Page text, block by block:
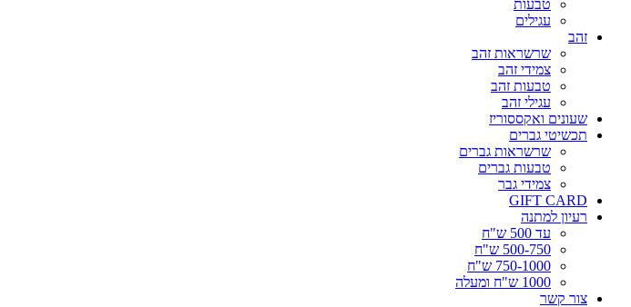
טבעות
עגילים
זהב
שרשראות זהב
צמידי זהב
טבעות זהב
עגילי זהב
שעונים ואקססוריז
תכשיטי גברים
שרשראות גברים
טבעות גברים
צמידי גבר
GIFT CARD
רעיון למתנה
עד 500 ש"ח
500-750 ש"ח
750-1000 ש"ח
1000 ש"ח ומעלה
צור קשר